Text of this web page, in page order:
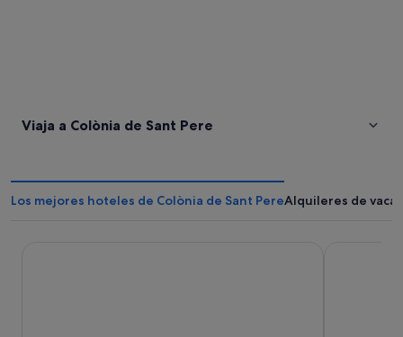
Viaja a Colònia de Sant Pere
Los mejores hoteles de Colònia de Sant PereAlquileres de